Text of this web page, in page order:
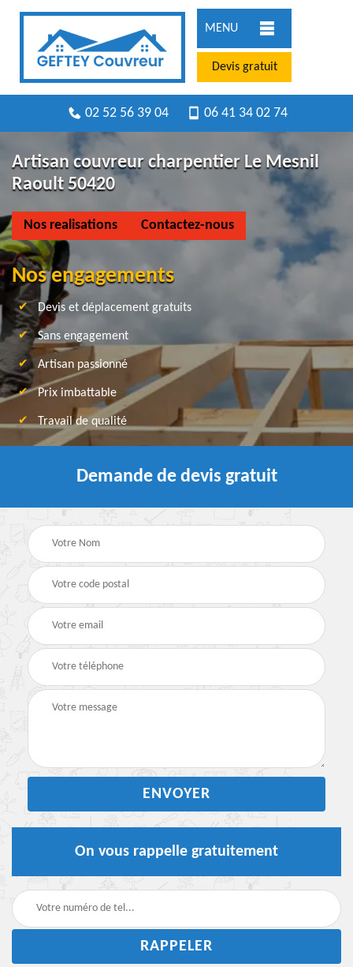
MENU
Devis gratuit
02 52 56 39 04 06 41 34 02 74
Artisan couvreur charpentier Le Mesnil
Raoult 50420
Nos realisations Contactez-nous
Nos engagements
Devis et déplacement gratuits
Sans engagement
Artisan passionné
Prix imbattable
Travail de qualité
Demande de devis gratuit
On vous rappelle gratuitement